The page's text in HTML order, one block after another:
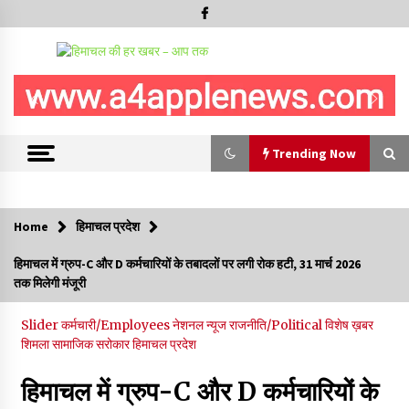
Trending Now
हिमाचल सरकार मछुआरों को नावों और मछली पकड़ने के उपकरणों पर डे रही
70 से 90% तक सब्सिडी
चंबा के बैरागढ़ में दर्दनाक बस हादसा, 7 की मौत, 11 घायल, राज्यपाल CM व
कुलदीप पठानिया सहित नेताओं ने जताया शोक
Home हिमाचल प्रदेश
हिमाचल में ग्रुप-C और D कर्मचारियों के तबादलों पर लगी रोक हटी, 31 मार्च 2026
तक मिलेगी मंजूरी
Sliderकर्मचारी/Employeesनेशनल न्यूजराजनीति/Politicalविशेष ख़बर
शिमलासामाजिक सरोकारहिमाचल प्रदेश
हिमाचल में ग्रुप-C और D कर्मचारियों के